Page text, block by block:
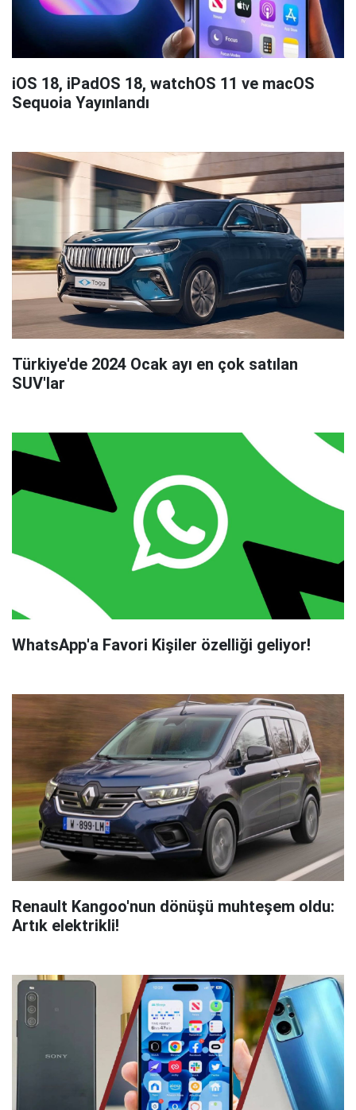
iOS 18, iPadOS 18, watchOS 11 ve macOS
Sequoia Yayınlandı
Türkiye'de 2024 Ocak ayı en çok satılan
SUV'lar
WhatsApp'a Favori Kişiler özelliği geliyor!
Renault Kangoo'nun dönüşü muhteşem oldu:
Artık elektrikli!